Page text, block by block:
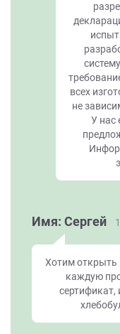
всех
не
У нас
Имя: Сергей
Хотим открыть
каждую
сертификат,